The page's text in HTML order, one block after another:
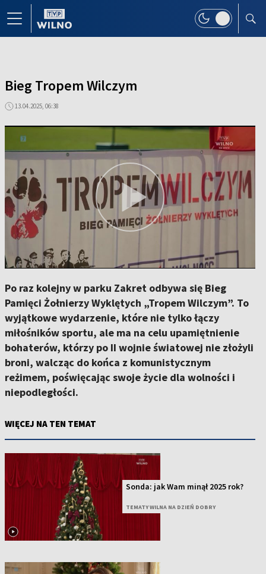
Bieg Tropem Wilczym
13.04.2025, 06:38
Po raz kolejny w parku Zakret odbywa się Bieg
Pamięci Żołnierzy Wyklętych „Tropem Wilczym”. To
wyjątkowe wydarzenie, które nie tylko łączy
miłośników sportu, ale ma na celu upamiętnienie
bohaterów, którzy po II wojnie światowej nie złożyli
broni, walcząc do końca z komunistycznym
reżimem, poświęcając swoje życie dla wolności i
niepodległości.
WIĘCEJ NA TEN TEMAT
Sonda: jak Wam minął 2025 rok?
TEMATY WILNA NA DZIEŃ DOBRY